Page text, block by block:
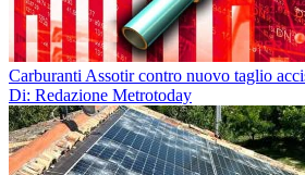
Carburanti Assotir contro nuovo taglio
Di: Redazione Metrotoday